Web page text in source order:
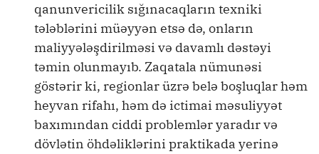
qanunvericilik sığınacaqların texniki
tələblərini müəyyən etsə də, onların
maliyyələşdirilməsi və davamlı dəstəyi
təmin olunmayıb. Zaqatala nümunəsi
göstərir ki, regionlar üzrə belə boşluqlar həm
heyvan rifahı, həm də ictimai məsuliyyət
baxımından ciddi problemlər yaradır və
dövlətin öhdəliklərini praktikada yerinə